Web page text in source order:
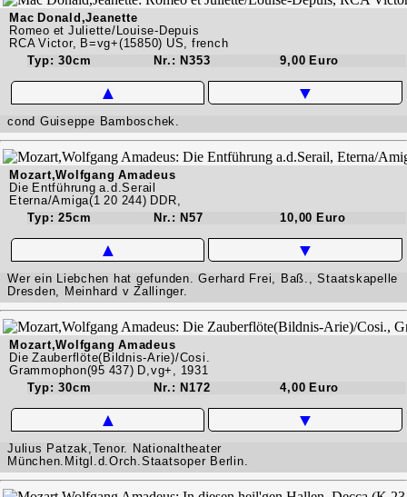
Mac Donald,Jeanette
Romeo et Juliette/Louise-Depuis
RCA Victor, B=vg+(15850) US, french
Typ: 30cm
Nr.: N353 9,00 Euro
▲ ▼
cond Guiseppe Bamboschek.
Mozart,Wolfgang Amadeus
Die Entführung a.d.Serail
Eterna/Amiga(1 20 244) DDR,
Typ: 25cm
Nr.: N57 10,00 Euro
▲ ▼
Wer ein Liebchen hat gefunden. Gerhard Frei, Baß., Staatskapelle
Dresden, Meinhard v Zallinger.
Mozart,Wolfgang Amadeus
Die Zauberflöte(Bildnis-Arie)/Cosi.
Grammophon(95 437) D,vg+, 1931
Typ: 30cm
Nr.: N172 4,00 Euro
▲ ▼
Julius Patzak,Tenor. Nationaltheater
München.Mitgl.d.Orch.Staatsoper Berlin.